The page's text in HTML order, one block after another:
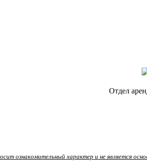
Отдел
ознакомительный характер и не является